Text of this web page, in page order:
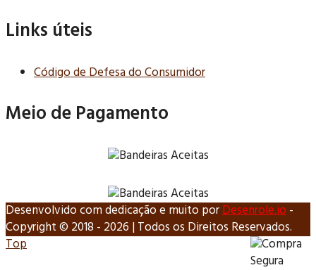
Links úteis
Código de Defesa do Consumidor
Meio de Pagamento
Desenvolvido com dedicação e muito porDesenrole.io-
Copyright © 2018 - 2026 | Todos os Direitos Reservados.
Top